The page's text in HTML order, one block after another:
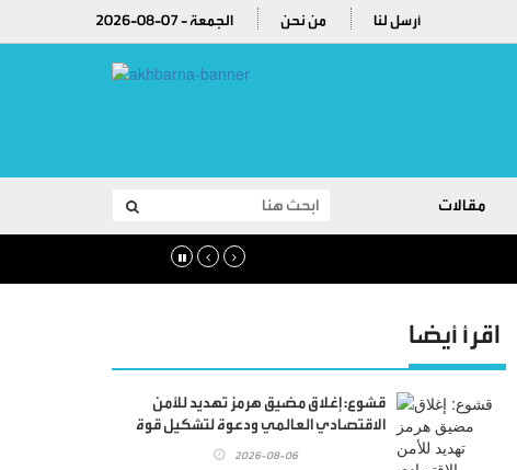
2026-08-07 - الجمعة من نحن أرسل لنا
مقالات
اقرأ أيضا
قشوع: إغلاق مضيق هرمز تهديد للأمن
الاقتصادي العالمي ودعوة لتشكيل قوة
عربية لحماية التجارة الدولية
2026-08-06